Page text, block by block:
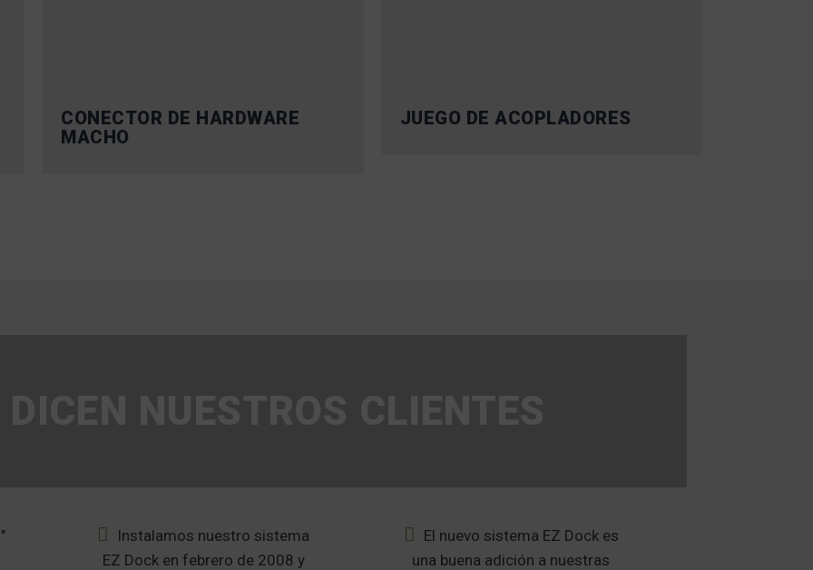
CONECTOR DE HARDWARE
MACHO
JUEGO DE ACOPLADORES
Instalamos nuestro sistema
EZ Dock en febrero de 2008 y
El nuevo sistema EZ Dock es
una buena adición a nuestras